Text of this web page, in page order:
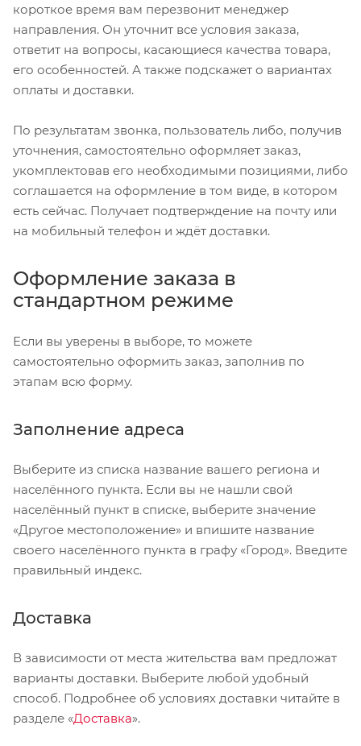
короткое время вам перезвонит менеджер
направления. Он уточнит все условия заказа,
ответит на вопросы, касающиеся качества товара,
его особенностей. А также подскажет о вариантах
оплаты и доставки.
По результатам звонка, пользователь либо, получив
уточнения, самостоятельно оформляет заказ,
укомплектовав его необходимыми позициями, либо
соглашается на оформление в том виде, в котором
есть сейчас. Получает подтверждение на почту или
на мобильный телефон и ждёт доставки.
Оформление заказа в
стандартном режиме
Если вы уверены в выборе, то можете
самостоятельно оформить заказ, заполнив по
этапам всю форму.
Заполнение адреса
Выберите из списка название вашего региона и
населённого пункта. Если вы не нашли свой
населённый пункт в списке, выберите значение
«Другое местоположение» и впишите название
своего населённого пункта в графу «Город». Введите
правильный индекс.
Доставка
В зависимости от места жительства вам предложат
варианты доставки. Выберите любой удобный
способ. Подробнее об условиях доставки читайте в
разделе «Доставка».